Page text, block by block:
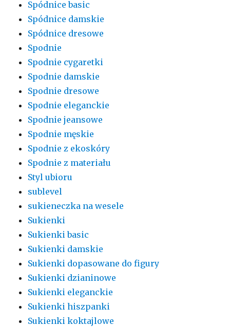
Spódnice basic
Spódnice damskie
Spódnice dresowe
Spodnie
Spodnie cygaretki
Spodnie damskie
Spodnie dresowe
Spodnie eleganckie
Spodnie jeansowe
Spodnie męskie
Spodnie z ekoskóry
Spodnie z materiału
Styl ubioru
sublevel
sukieneczka na wesele
Sukienki
Sukienki basic
Sukienki damskie
Sukienki dopasowane do figury
Sukienki dzianinowe
Sukienki eleganckie
Sukienki hiszpanki
Sukienki koktajlowe